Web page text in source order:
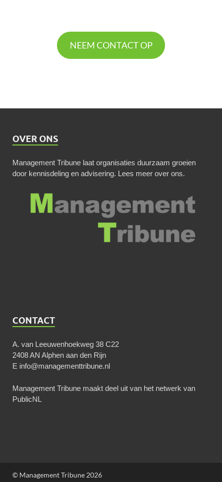
NEEM CONTACT OP
OVER ONS
Management Tribune laat organisaties duurzaam groeien
door kennisdeling en advisering. Lees meer over ons.
CONTACT
A. van Leeuwenhoekweg 38 C22
2408 AN Alphen aan den Rijn
E info@managementtribune.nl
Management Tribune maakt deel uit van het netwerk van
PublicNL
© Management Tribune 2026